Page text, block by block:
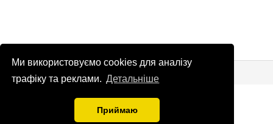
Ми використовуємо cookies для аналізу
трафіку та реклами. Детальніше
Приймаю
© Патріоти України 2026
Правова інформація